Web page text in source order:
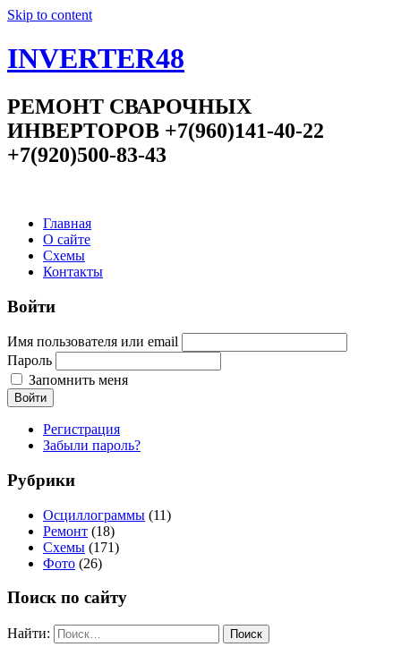
Skip to content
INVERTER48
РЕМОНТ СВАРОЧНЫХ
ИНВЕРТОРОВ +7(960)141-40-22
+7(920)500-83-43
Главная
О сайте
Схемы
Контакты
Войти
Имя пользователя или email
Пароль
Запомнить меня
Войти
Регистрация
Забыли пароль?
Рубрики
Осциллограммы (11)
Ремонт (18)
Схемы (171)
Фото (26)
Поиск по сайту
Найти: